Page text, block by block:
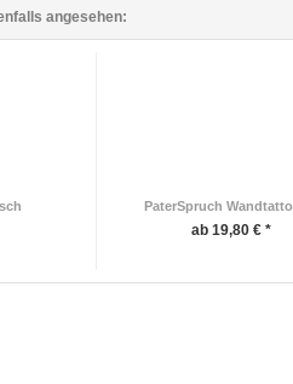
angesehen:
PaterSpruch
ab 19,80 € *